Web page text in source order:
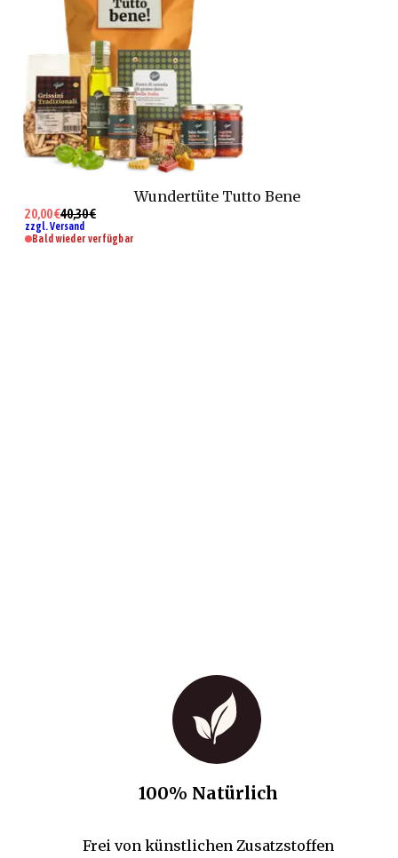
Wundertüte Tutto Bene
20,00 €40,30 €
zzgl. Versand
Bald wieder verfügbar
100% Natürlich
Frei von künstlichen Zusatzstoffen